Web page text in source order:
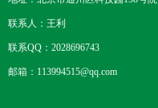
联系人：王利
联系QQ：2028696743
邮箱：113994515@qq.com